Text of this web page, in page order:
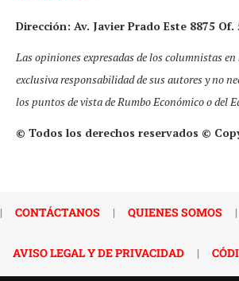
Dirección: Av. Javier Prado Este 8875 Of.
Las opiniones expresadas de los columnistas
exclusiva responsabilidad de sus autores y no
los puntos de vista de Rumbo Económico o del
© Todos los derechos reservados ©
| CONTÁCTANOS | QUIENES SOMOS |
AVISO LEGAL Y DE PRIVACIDAD |